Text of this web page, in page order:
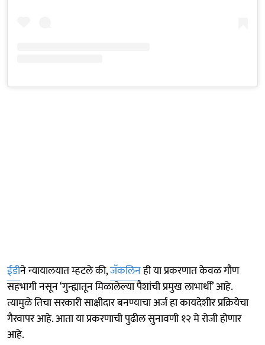
ईडीने न्यायालयात म्हटले की,जॅकलिनही या प्रकरणात केवळ गौण
सहभागी नसून ‘गुन्ह्यातून मिळालेल्या पैशांची प्रमुख लाभार्थी’ आहे.
त्यामुळे तिचा सरकारी साक्षीदार बनण्याचा अर्ज हा कायदेशीर प्रक्रियेचा
गैरवापर आहे. आता या प्रकरणाची पुढील सुनावणी १२ मे रोजी होणार
आहे.